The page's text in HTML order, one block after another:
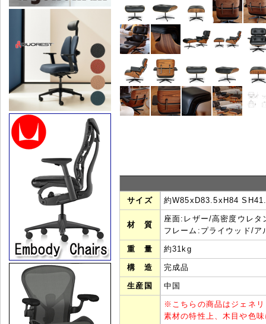
サイズ 約W85xD83.5xH84
材 質
座面:レザー/高密度ウレ
フレーム:プライウッド/
重 量 約31kg
構 造 完成品
生産国 中国
※ こちらの商品はジェネ
素材の特性上、木目や色